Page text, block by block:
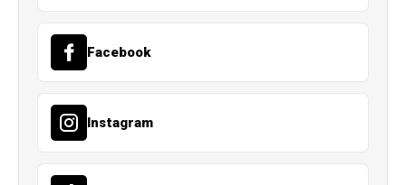
Facebook
Instagram